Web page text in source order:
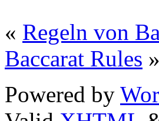
« Regeln von
Baccarat Rules »
Powered by